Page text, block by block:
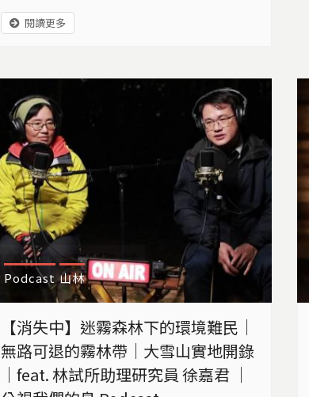
的帶動下，將軍潮位站測到1.02米的暴潮，再
加上外海沙洲出現破口，海浪長驅直入，讓西
承受大水和強風雙重襲擊。
閱讀更多
Podcast 山林
【消失中】迷霧森林下的環境難民｜
無路可退的霧林帶｜大雪山實地開錄
｜feat. 林試所助理研究員 徐嘉君 ｜